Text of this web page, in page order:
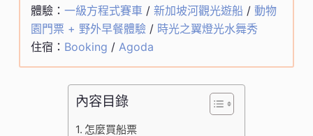
體驗： 一級方程式賽車/ 新加坡河觀光遊船/ 動物
園門票 + 野外早餐體驗/ 時光之翼燈光水舞秀
住宿： Booking / Agoda
內容目錄
怎麼買船票